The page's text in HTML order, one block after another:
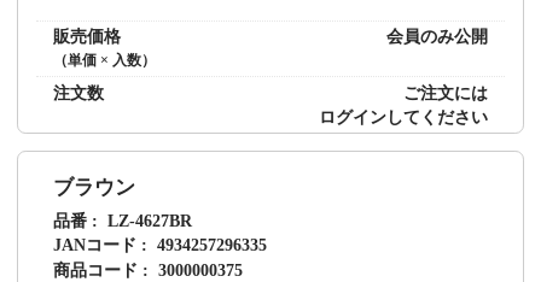
販売価格
（単価 × 入数）
会員のみ公開
注文数
ご注文には
ログインしてください
ブラウン
品番
LZ-4627BR
JANコード
4934257296335
商品コード
3000000375